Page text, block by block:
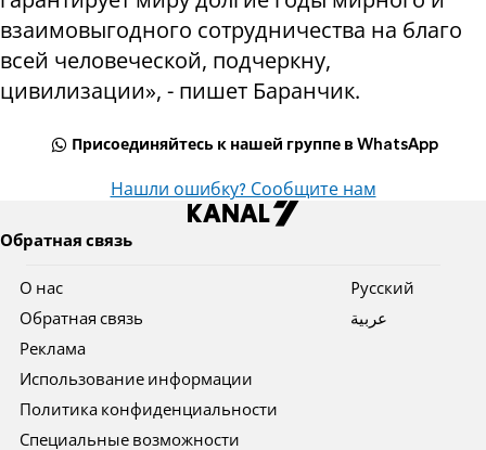
взаимовыгодного сотрудничества на благо
всей человеческой, подчеркну,
цивилизации», - пишет Баранчик.
Присоединяйтесь к нашей группе в WhatsApp
Нашли ошибку? Сообщите нам
Обратная связь
О нас
Обратная связь
Реклама
Использование информации
Политика конфиденциальности
Специальные возможности
Pусский
عربية